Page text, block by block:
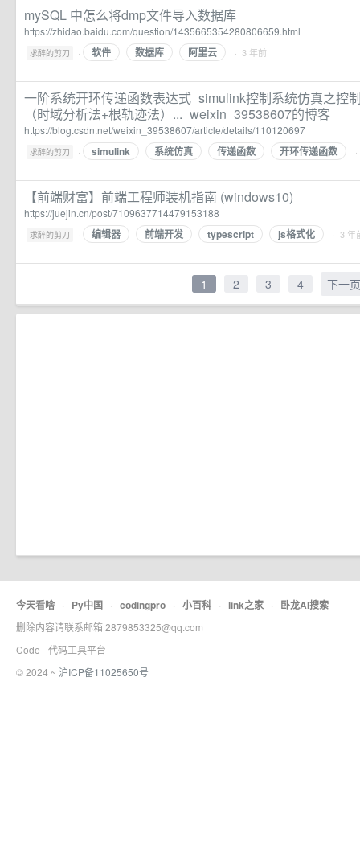
mySQL 中怎么将dmp文件导入数据库
https://zhidao.baidu.com/question/1435665354280806659.html
求醉的剪刀 · 软件 数据库 阿里云 · 3 年前
一阶系统开环传递函数表达式_simulink控制系统仿真之控
（时域分析法+根轨迹法）..._weixin_39538607的博客
https://blog.csdn.net/weixin_39538607/article/details/110120697
求醉的剪刀 · simulink 系统仿真 传递函数 开环传递函数
【前端财富】前端工程师装机指南 (windows10)
https://juejin.cn/post/7109637714479153188
求醉的剪刀 · 编辑器 前端开发 typescript js格式化 · 3 年
1 2 3 4 下一页
今天看啥 · Py中国 · codingpro · 小百科 · link之家 · 卧龙AI搜索
删除内容请联系邮箱 2879853325@qq.com
Code - 代码工具平台
© 2024 ~ 沪ICP备11025650号